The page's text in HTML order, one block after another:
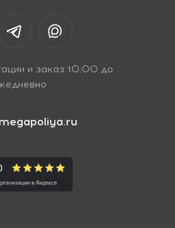
и заказ 10:00 до